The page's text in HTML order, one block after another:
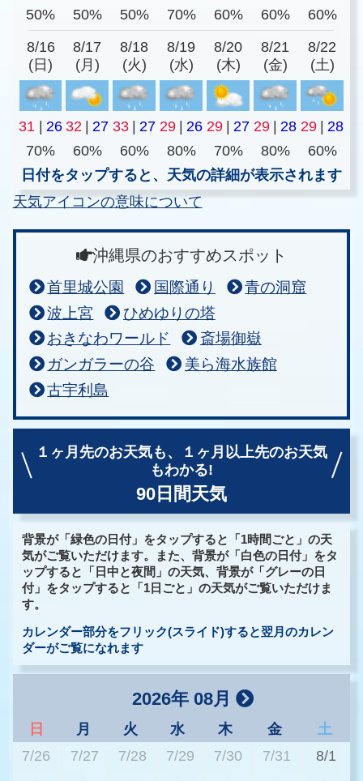
50%
50% 50% 70% 60% 60% 60%
8/16
(日)
8/17
(月)
8/18
(火)
8/19
(水)
8/20
(木)
8/21
(金)
8/22
(土)
31 | 26 32 | 27 33 | 27 29 | 26 29 | 27 29 | 28 29 | 28
70%
60% 60% 80% 70% 80%
60%
日付をタップすると、天気の詳細が表示されます
天気アイコンの意味について
沖縄県のおすすめスポット
首里城公園 国際通り
青の洞窟
波上宮
ひめゆりの塔
おきなわワールド
斎場御嶽
ガンガラーの谷
美ら海水族館
古宇利島
１ヶ月先のお天気も、
１ヶ月以上先のお天気
もわかる!
90日間天気
背景が「緑色の日付」をタップすると「1時間ごと」の天
気がご覧いただけます。また、背景が「白色の日付」をタ
ップすると「日中と夜間」の天気、背景が「グレーの日
付」をタップすると「1日ごと」の天気がご覧いただけま
す。
カレンダー部分をフリック(スライド)すると翌月のカレン
ダーがご覧になれます
2026年 08月
日 月 火 水 木 金
土
7/26
7/27 7/28 7/29 7/30 7/31 8/1